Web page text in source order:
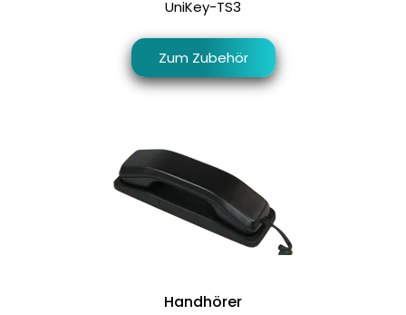
UniKey-TS3
Zum Zubehör
Handhörer